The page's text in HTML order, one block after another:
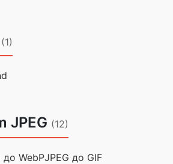
(1)
JPEG (12)
до WebPJPEG до GIF